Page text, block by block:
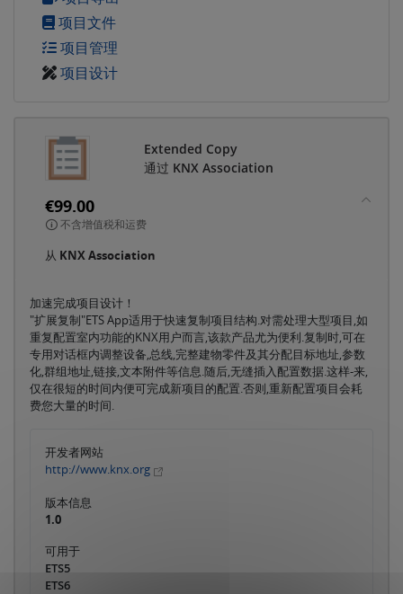
项目文件
项目管理
项目设计
Extended Copy
通过 KNX Association
€99.00
不含增值税和运费
从 KNX Association
加速完成项目设计！
"扩展复制"ETS App适用于快速复制项目结构.对需处理大型项目,如
重复配置室内功能的KNX用户而言,该款产品尤为便利.复制时,可在
专用对话框内调整设备,总线,完整建物零件及其分配目标地址,参数
化,群组地址,链接,文本附件等信息.随后,无缝插入配置数据.这样-来,
仅在很短的时间内便可完成新项目的配置.否则,重新配置项目会耗
费您大量的时间.
开发者网站
http://www.knx.org
版本信息
1.0
可用于
ETS5
ETS6